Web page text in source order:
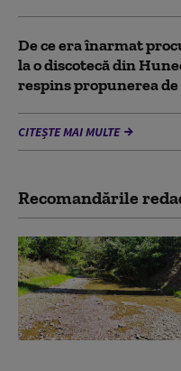
De ce era înarmat
la o discotecă din
respins propunerea
CITEȘTE MAI MULTE
Recomandările